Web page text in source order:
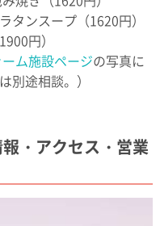
タンスープ（1620円）
円）
ム施設ページの写真に
別途相談。）
・アクセス・営業